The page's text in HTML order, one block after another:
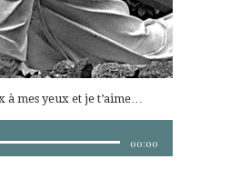
à mes yeux et je t’aime…
00:00